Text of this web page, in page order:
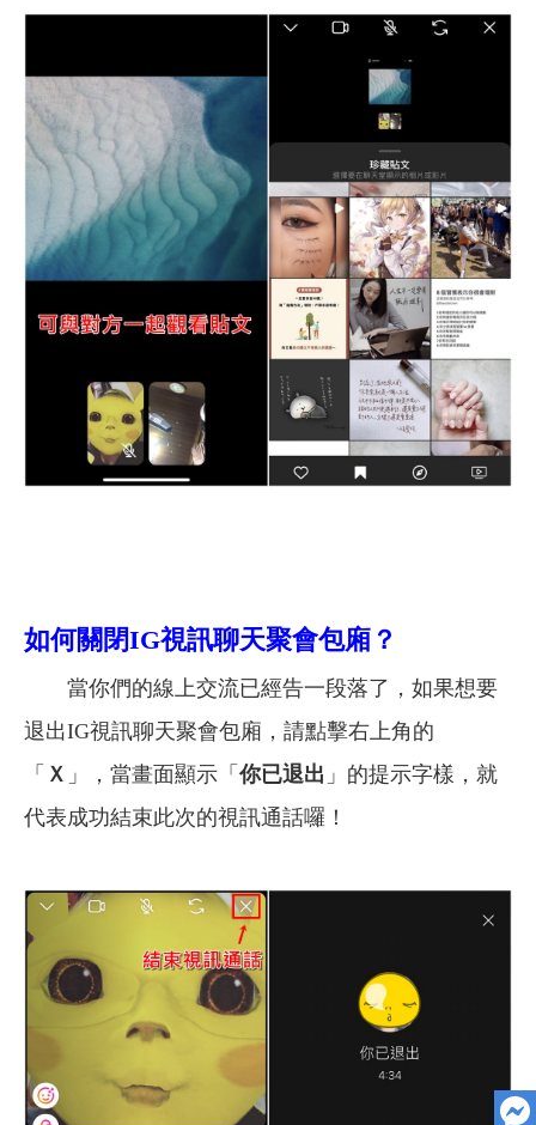
如何關閉IG視訊聊天聚會包廂？
當你們的線上交流已經告一段落了，如果想要
退出IG視訊聊天聚會包廂，請點擊右上角的
「 Ｘ 」，當畫面顯示「 你已退出 」的提示字樣，就
代表成功結束此次的視訊通話囉！